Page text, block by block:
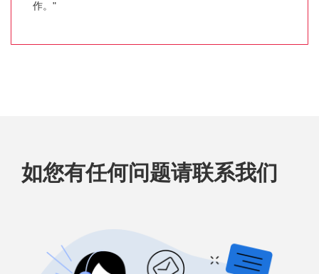
作。"
如您有任何问题请联系我们